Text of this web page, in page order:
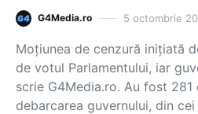
G4Media.ro 5 octombrie
Moţiunea de cenzură iniţiată
de votul Parlamentului, iar
scrie G4Media.ro. Au fost
debarcarea guvernului, din